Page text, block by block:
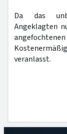
Da das
Angeklagten
veranlasst.